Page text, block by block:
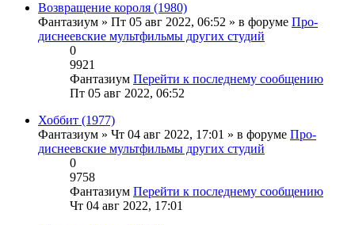
Возвращение короля (1980)
Фантазиум » Пт 05 авг 2022, 06:52 » в форуме Про-
диснеевские мультфильмы других студий
0
9921
Фантазиум Перейти к последнему сообщению
Пт 05 авг 2022, 06:52
Хоббит (1977)
Фантазиум » Чт 04 авг 2022, 17:01 » в форуме Про-
диснеевские мультфильмы других студий
0
9758
Фантазиум Перейти к последнему сообщению
Чт 04 авг 2022, 17:01